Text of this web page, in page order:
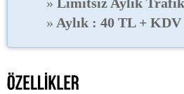
» Limitsiz Aylık Trafik
» Aylık : 40 TL + KDV